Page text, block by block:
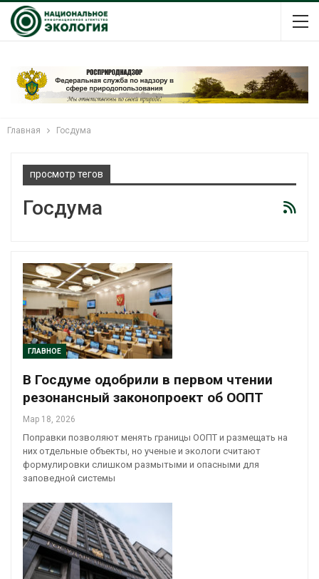
Главная Госдума
просмотр тегов
Госдума
ГЛАВНОЕ
В Госдуме одобрили в первом чтении
резонансный законопроект об ООПТ
Мар 18, 2026
Поправки позволяют менять границы ООПТ и размещать на
них отдельные объекты, но ученые и экологи считают
формулировки слишком размытыми и опасными для
заповедной системы